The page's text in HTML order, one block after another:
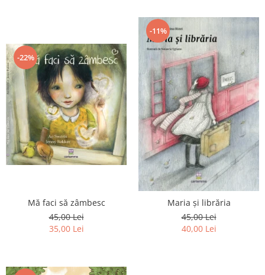
-22%
Mă faci să zâmbesc
45,00 Lei
35,00 Lei
-11%
Maria și librăria
45,00 Lei
40,00 Lei